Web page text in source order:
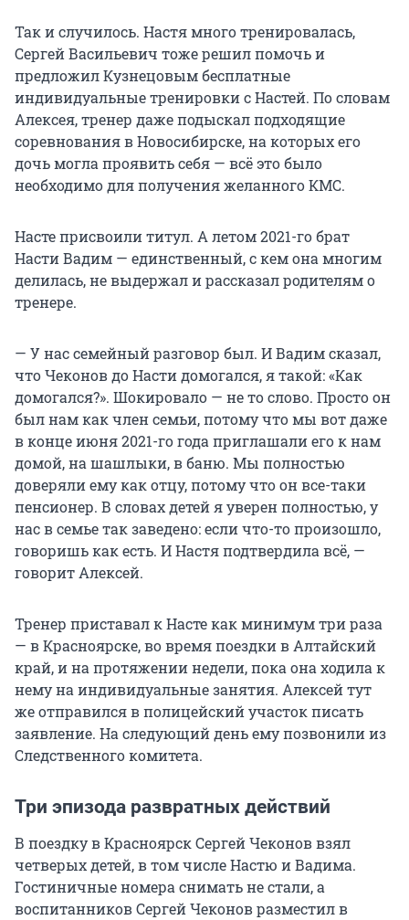
Так и случилось. Настя много тренировалась,
Сергей Васильевич тоже решил помочь и
предложил Кузнецовым бесплатные
индивидуальные тренировки с Настей. По словам
Алексея, тренер даже подыскал подходящие
соревнования в Новосибирске, на которых его
дочь могла проявить себя — всё это было
необходимо для получения желанного КМС.
Насте присвоили титул. А летом 2021-го брат
Насти Вадим — единственный, с кем она многим
делилась, не выдержал и рассказал родителям о
тренере.
— У нас семейный разговор был. И Вадим сказал,
что Чеконов до Насти домогался, я такой: «Как
домогался?». Шокировало — не то слово. Просто он
был нам как член семьи, потому что мы вот даже
в конце июня 2021-го года приглашали его к нам
домой, на шашлыки, в баню. Мы полностью
доверяли ему как отцу, потому что он все-таки
пенсионер. В словах детей я уверен полностью, у
нас в семье так заведено: если что-то произошло,
говоришь как есть. И Настя подтвердила всё, —
говорит Алексей.
Тренер приставал к Насте как минимум три раза
— в Красноярске, во время поездки в Алтайский
край, и на протяжении недели, пока она ходила к
нему на индивидуальные занятия. Алексей тут
же отправился в полицейский участок писать
заявление. На следующий день ему позвонили из
Следственного комитета.
Три эпизода развратных действий
В поездку в Красноярск Сергей Чеконов взял
четверых детей, в том числе Настю и Вадима.
Гостиничные номера снимать не стали, а
воспитанников Сергей Чеконов разместил в